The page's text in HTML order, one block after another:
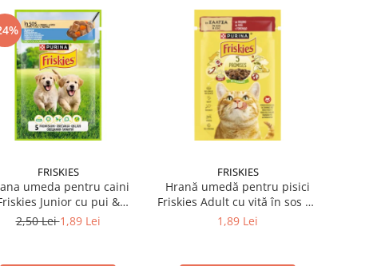
FRISKIES
umeda pentru caini
Junior cu pui &
mazare 85 gr
2,50 Lei1,89 Lei
FRISKIES
Hrană umedă pentru pisici
Friskies Adult cu vită în sos 85
gr
1,89 Lei